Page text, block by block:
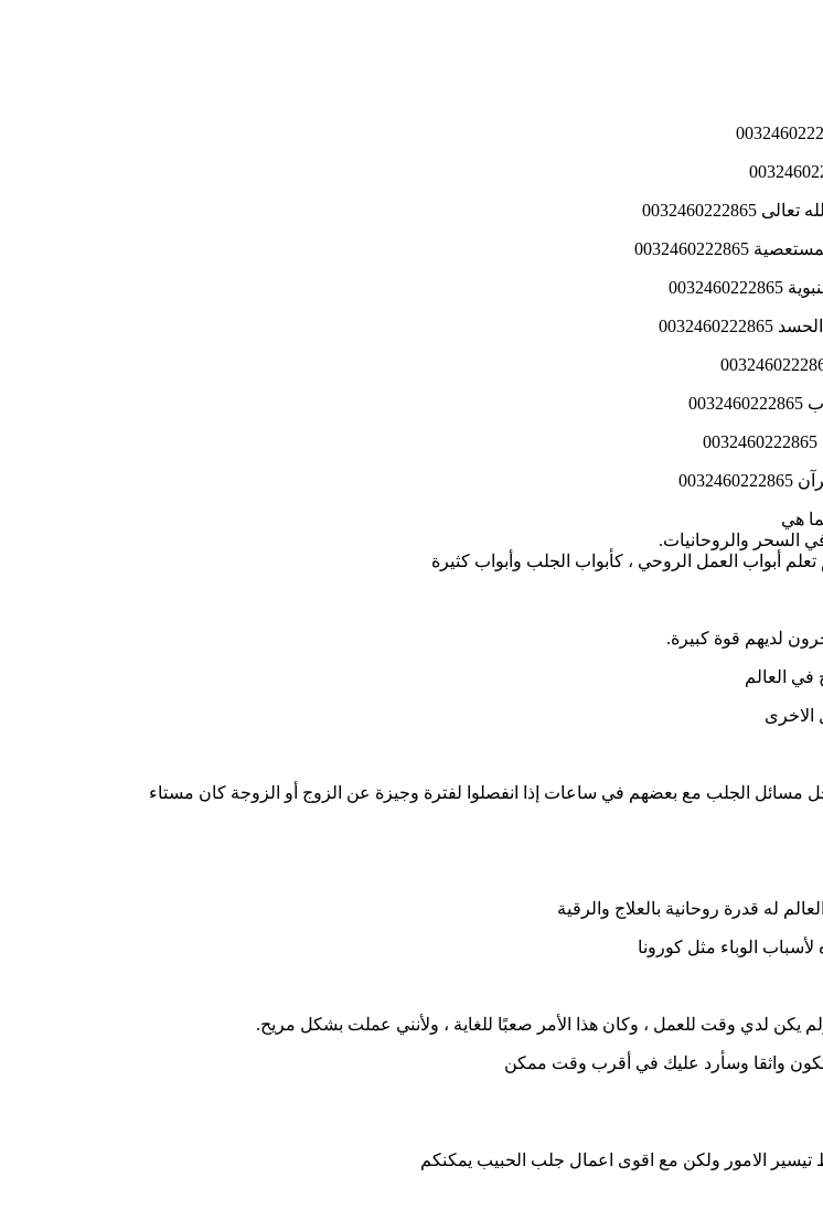
هي
السحر والروحانيات.
لديهم قوة كبيرة.
في العالم
الاخرى
الجلب مع بعضهم في ساعات إذا انفصلوا لفترة وجيزة عن الزوج أو الزوجة كان مستاء
له قدرة روحانية بالعلاج والرقية
الوباء مثل كورونا
يكن لدي وقت للعمل ، وكان هذا الأمر صعبًا للغاية ، ولأنني عملت بشكل مريح.
واثقا وسأرد عليك في أقرب وقت ممكن
الامور ولكن مع اقوى اعمال جلب الحبيب يمكنكم